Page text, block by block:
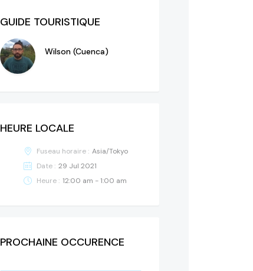
GUIDE TOURISTIQUE
Wilson (Cuenca)
HEURE LOCALE
Fuseau horaire : Asia/Tokyo
Date : 29 Jul 2021
Heure : 12:00 am - 1:00 am
PROCHAINE OCCURENCE